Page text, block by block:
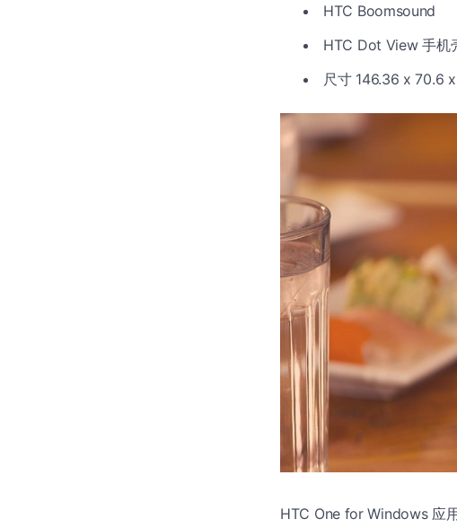
HTC Boomsound
HTC Dot View 手机
尺寸 146.36 x 70.6
HTC One for Windows 应